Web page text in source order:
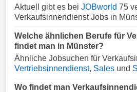
Aktuell gibt es bei JOBworld 75
Verkaufsinnendienst Jobs in
Welche ähnlichen Berufe für
findet man in Münster?
Ähnliche Jobsuchen für
Vertriebsinnendienst, Sales und
Wo findet man